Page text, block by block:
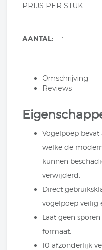
PRIJS PER STUK
AANTAL:
Omschrijving
Reviews
Vogelpoep bevat
welke de
kunnen
verwijderd.
Direct
vogelpoep veilig
Laat geen
formaat.
10 afzonderlijk